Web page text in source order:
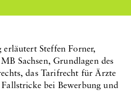
Steffen Forner,
Sachsen, Grundlagen des
das Tarifrecht für Ärzte
bei Bewerbung und